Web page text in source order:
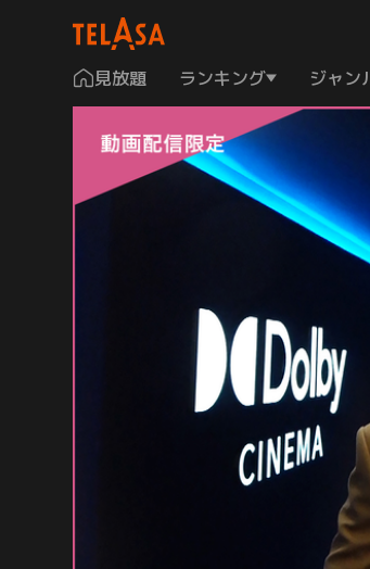
見放題 ランキング ジャン